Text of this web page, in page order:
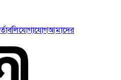
যোগাযোগআমাদের